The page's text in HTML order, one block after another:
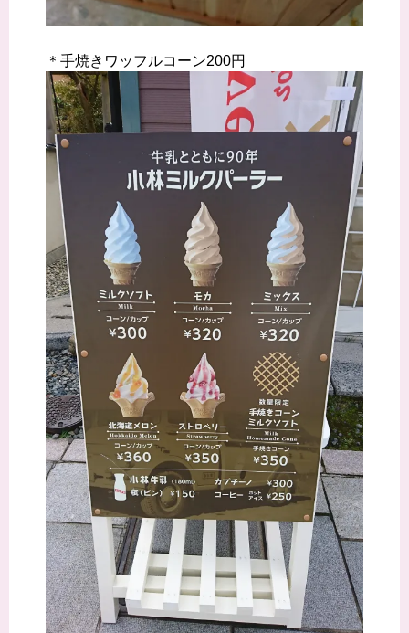
＊手焼きワッフルコーン200円